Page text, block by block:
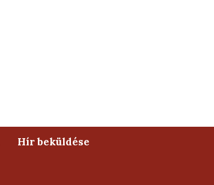
Hír beküldése